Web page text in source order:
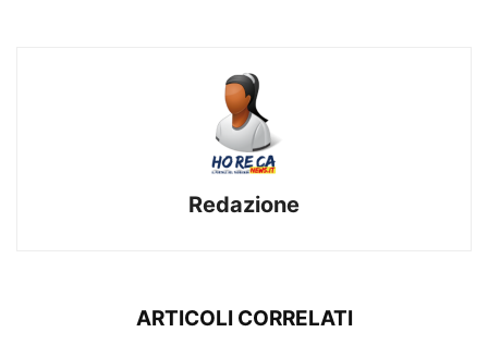
Redazione
ARTICOLI CORRELATI